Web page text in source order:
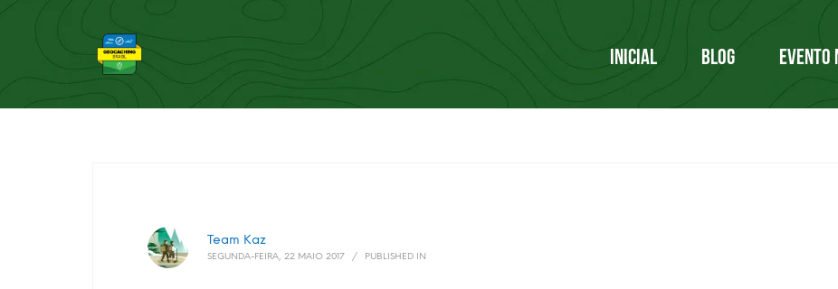
INICIAL BLOG EVENTO
Team Kaz
SEGUNDA-FEIRA, 22 MAIO 2017 / PUBLISHED IN